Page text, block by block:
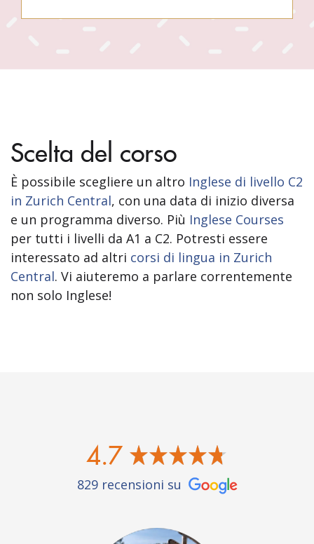
Scelta del corso
È possibile scegliere un altro Inglese di livello C2
in Zurich Central, con una data di inizio diversa
e un programma diverso. Più Inglese Courses
per tutti i livelli da A1 a C2. Potresti essere
interessato ad altri corsi di lingua in Zurich
Central. Vi aiuteremo a parlare correntemente
non solo Inglese!
4.7
829 recensioni su